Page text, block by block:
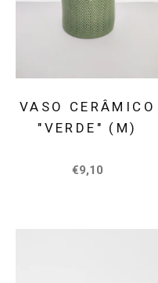
VASO CERÂMICO
"VERDE" (M)
€9,10